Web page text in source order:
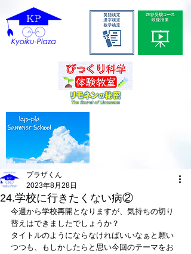
24.学校に行きたくない病②
プラザくん
2023年8月28日
今週から学校再開となりますが、気持ちの切り
替えはできましたでしょうか？
タイトルのようにならなければいいなぁと願い
つつも、もしかしたらと思い今回のテーマをお